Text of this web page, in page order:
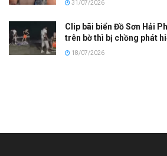
31/07/2026
Clip bãi biển Đồ Sơn Hải
trên bờ thì bị chồng phát
18/07/2026